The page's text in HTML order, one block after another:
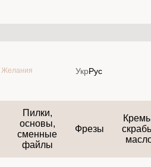
Желания УкрРус
Пилки,
основы,
сменные
файлы
Фрезы